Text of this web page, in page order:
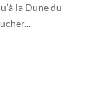
la Dune du